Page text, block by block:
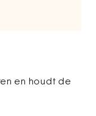
en houdt de